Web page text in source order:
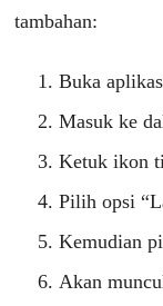
tambahan:
Buka
Masuk ke
Ketuk ikon
Pilih opsi
Kemudian
Akan